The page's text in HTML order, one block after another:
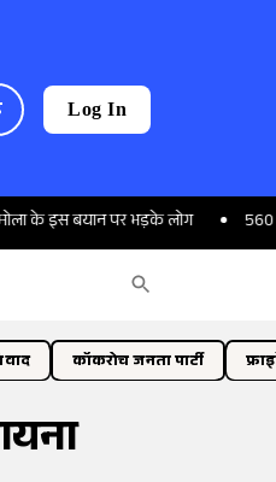
Log In
पर भड़के लोग 560 करोड़ का बैंक
कॉकरोच जनता पार्टी